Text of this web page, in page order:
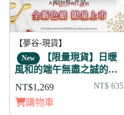
【夢谷-現貨】
New 【限量現貨】日暖
風和的端午無盡之誠的道
義色紙組
NT$1,269 NT$ 635
購物車